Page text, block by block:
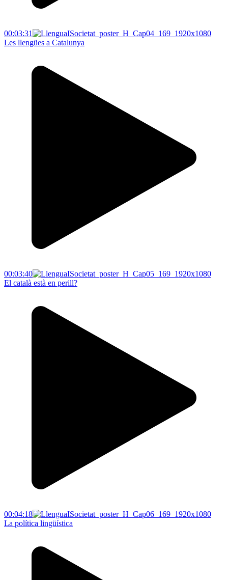
00:03:31
Les llengües a Catalunya
00:03:40
El català està en perill?
00:04:18
La política lingüística